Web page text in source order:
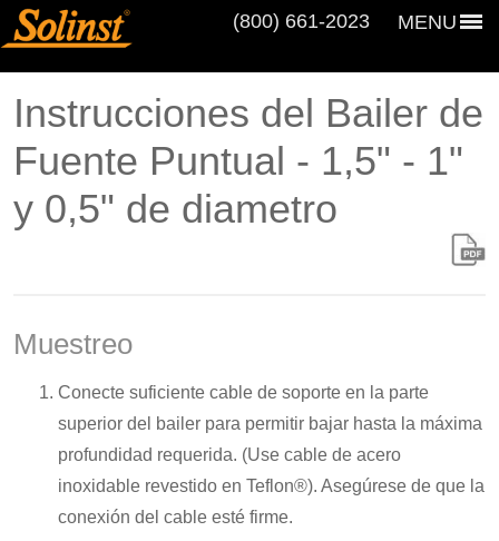
MENU
(800) 661‑2023
Instrucciones del Bailer de
Fuente Puntual - 1,5" - 1"
y 0,5" de diametro
Muestreo
Conecte suficiente cable de soporte en la parte
superior del bailer para permitir bajar hasta la máxima
profundidad requerida. (Use cable de acero
inoxidable revestido en Teflon®). Asegúrese de que la
conexión del cable esté firme.